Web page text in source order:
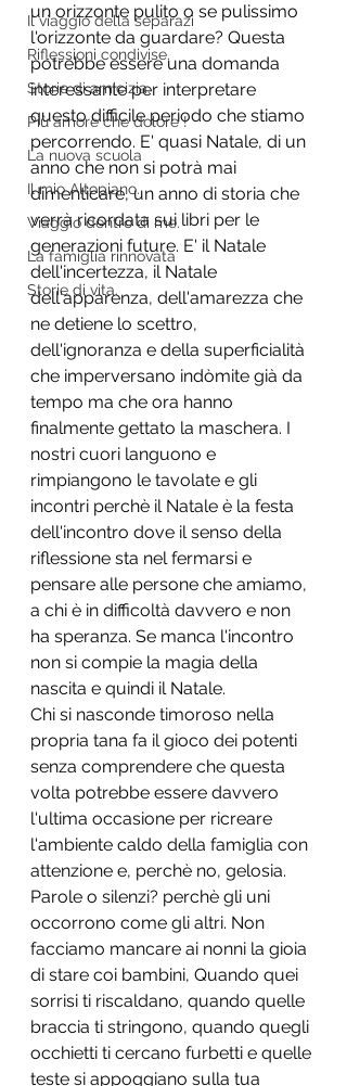
Il viaggio della separazi
Riflessioni condivise.
Storie di amicizia.
Più amore che dolore !
La nuova scuola
Il mio Altopiano.
Viaggio dentro di me.
La famiglia rinnovata
Storie di vita.
un orizzonte pulito o se pulissimo
l'orizzonte da guardare? Questa
potrebbe essere una domanda
interessante per interpretare
questo difficile periodo che stiamo
percorrendo. E' quasi Natale, di un
anno che non si potrà mai
dimenticare, un anno di storia che
verrà ricordata sui libri per le
generazioni future. E' il Natale
dell'incertezza, il Natale
dell'apparenza, dell'amarezza che
ne detiene lo scettro,
dell'ignoranza e della superficialità
che imperversano indòmite già da
tempo ma che ora hanno
finalmente gettato la maschera. I
nostri cuori languono e
rimpiangono le tavolate e gli
incontri perchè il Natale è la festa
dell'incontro dove il senso della
riflessione sta nel fermarsi e
pensare alle persone che amiamo,
a chi è in difficoltà davvero e non
ha speranza. Se manca l'incontro
non si compie la magia della
nascita e quindi il Natale.
Chi si nasconde timoroso nella
propria tana fa il gioco dei potenti
senza comprendere che questa
volta potrebbe essere davvero
l'ultima occasione per ricreare
l'ambiente caldo della famiglia con
attenzione e, perchè no, gelosia.
Parole o silenzi? perchè gli uni
occorrono come gli altri. Non
facciamo mancare ai nonni la gioia
di stare coi bambini, Quando quei
sorrisi ti riscaldano, quando quelle
braccia ti stringono, quando quegli
occhietti ti cercano furbetti e quelle
teste si appoggiano sulla tua